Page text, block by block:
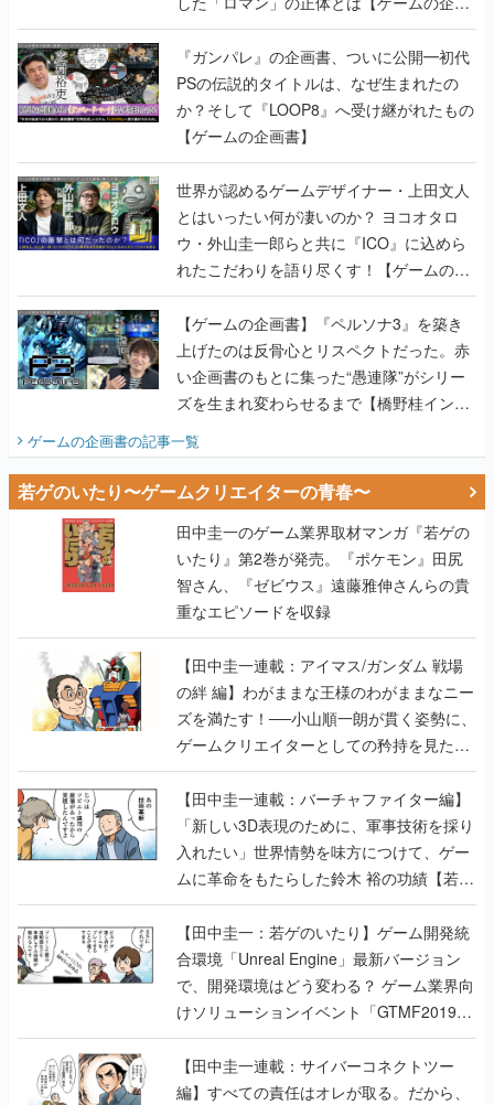
書】
『ガンパレ』の企画書、ついに公開━初代
PSの伝説的タイトルは、なぜ生まれたの
か？そして『LOOP8』へ受け継がれたもの
【ゲームの企画書】
世界が認めるゲームデザイナー・上田文人
とはいったい何が凄いのか？ ヨコオタロ
ウ・外山圭一郎らと共に『ICO』に込めら
れたこだわりを語り尽くす！【ゲームの企
画書】
【ゲームの企画書】『ペルソナ3』を築き
上げたのは反骨心とリスペクトだった。赤
い企画書のもとに集った“愚連隊”がシリー
ズを生まれ変わらせるまで【橋野桂インタ
ゲームの企画書の記事一覧
若ゲのいたり〜ゲームクリエイターの青春〜
田中圭一のゲーム業界取材マンガ『若ゲの
いたり』第2巻が発売。『ポケモン』田尻
智さん、『ゼビウス』遠藤雅伸さんらの貴
重なエピソードを収録
【田中圭一連載：アイマス/ガンダム 戦場
の絆 編】わがままな王様のわがままなニー
ズを満たす！──小山順一朗が貫く姿勢に、
ゲームクリエイターとしての矜持を見た
【若ゲのいたり最終回】
【田中圭一連載：バーチャファイター編】
「新しい3D表現のために、軍事技術を採り
入れたい」世界情勢を味方につけて、ゲー
ムに革命をもたらした鈴木 裕の功績【若ゲ
のいたり】
【田中圭一：若ゲのいたり】ゲーム開発統
合環境「Unreal Engine」最新バージョン
で、開発環境はどう変わる？ ゲーム業界向
けソリューションイベント「GTMF2019」
に行って、より理解を深めよう【PR】
【田中圭一連載：サイバーコネクトツー
編】すべての責任はオレが取る。だから、